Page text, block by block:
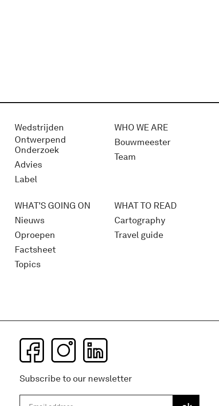
Wedstrijden
Ontwerpend
Onderzoek
Advies
Label
WHO WE ARE
Bouwmeester
Team
WHAT'S GOING ON
Nieuws
Oproepen
Factsheet
Topics
WHAT TO READ
Cartography
Travel guide
Subscribe to our newsletter